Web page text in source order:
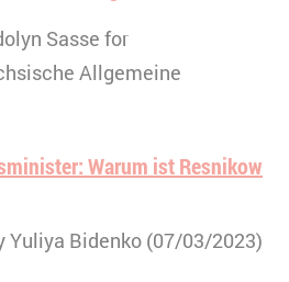
Sasse for
Allgemeine
Warum ist Resnikow
Bidenko (07/03/2023)